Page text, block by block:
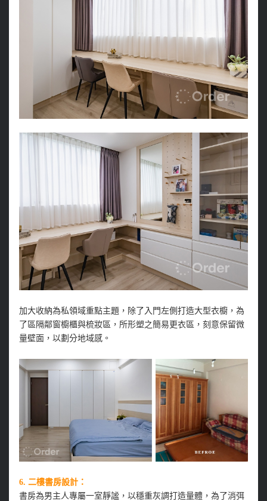
加大收納為私領域重點主題，除了入門左側打造大型衣櫥，為
了區隔鄰窗櫥櫃與梳妝區，所形塑之簡易更衣區，刻意保留微
量壁面，以劃分地域感。
6. 二樓書房設計：
書房為男主人專屬一室靜謐，以穩重灰調打造量體，為了消弭